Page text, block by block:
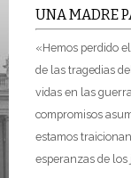
UNA MADRE
«Hemos perdido
de las tragedias
vidas en las
compromisos
estamos
esperanzas de los